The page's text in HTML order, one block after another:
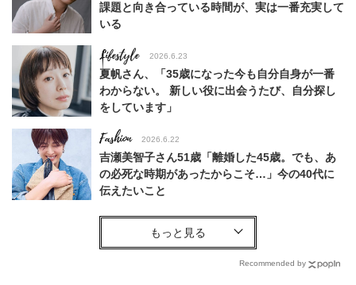
課題と向き合っている時間が、実は一番充実して
いる
Lifestyle 2026.6.23
夏帆さん、「35歳になった今も自分自身が一番
わからない。 新しい役に出会うたび、自分探し
をしています」
Fashion 2026.6.22
吉瀬美智子さん51歳「離婚した45歳。でも、あ
の必死な時期があったからこそ…」今の40代に
伝えたいこと
Fashion
【40代コンサバ派】白Tシャツは「パール×ゴー
Recommended by